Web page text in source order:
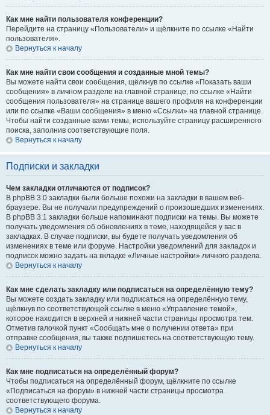
Как мне найти пользователя конференции?
Перейдите на страницу «Пользователи» и щёлкните по ссылке «Найти
пользователя».
Вернуться к началу
Как мне найти свои сообщения и созданные мной темы?
Вы можете найти свои сообщения, щёлкнув по ссылке «Показать ваши
сообщения» в личном разделе на главной странице, по ссылке «Найти
сообщения пользователя» на странице вашего профиля на конференции
или по ссылке «Ваши сообщения» в меню «Ссылки» на главной странице.
Чтобы найти созданные вами темы, используйте страницу расширенного
поиска, заполнив соответствующие поля.
Вернуться к началу
Подписки и закладки
Чем закладки отличаются от подписок?
В phpBB 3.0 закладки были больше похожи на закладки в вашем веб-
браузере. Вы не получали предупреждений о произошедших изменениях.
В phpBB 3.1 закладки больше напоминают подписки на темы. Вы можете
получать уведомления об обновлениях в теме, находящейся у вас в
закладках. В случае подписки, вы будете получать уведомления об
изменениях в теме или форуме. Настройки уведомлений для закладок и
подписок можно задать на вкладке «Личные настройки» личного раздела.
Вернуться к началу
Как мне сделать закладку или подписаться на определённую тему?
Вы можете создать закладку или подписаться на определённую тему,
щёлкнув по соответствующей ссылке в меню «Управление темой»,
которое находится в верхней и нижней части страницы просмотра тем.
Отметив галочкой пункт «Сообщать мне о получении ответа» при
отправке сообщения, вы также подпишетесь на соответствующую тему.
Вернуться к началу
Как мне подписаться на определённый форум?
Чтобы подписаться на определённый форум, щёлкните по ссылке
«Подписаться на форум» в нижней части страницы просмотра
соответствующего форума.
Вернуться к началу